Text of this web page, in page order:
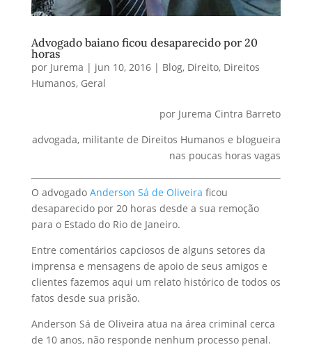
Advogado baiano ficou desaparecido por 20
horas
por Jurema | jun 10, 2016| Blog, Direito, Direitos
Humanos, Geral
por Jurema Cintra Barreto
advogada, militante de Direitos Humanos e blogueira
nas poucas horas vagas
O advogado Anderson Sá de Oliveira ficou
desaparecido por 20 horas desde a sua remoção
para o Estado do Rio de Janeiro.
Entre comentários capciosos de alguns setores da
imprensa e mensagens de apoio de seus amigos e
clientes fazemos aqui um relato histórico de todos os
fatos desde sua prisão.
Anderson Sá de Oliveira atua na área criminal cerca
de 10 anos, não responde nenhum processo penal.